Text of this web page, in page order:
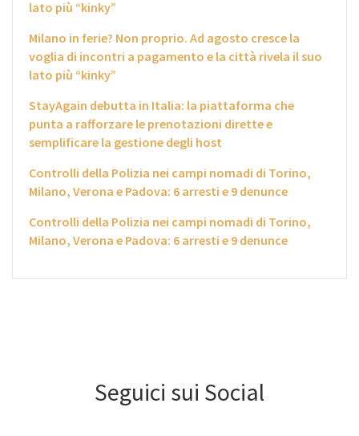
lato più “kinky”
Milano in ferie? Non proprio. Ad agosto cresce la
voglia di incontri a pagamento e la città rivela il suo
lato più “kinky”
StayAgain debutta in Italia: la piattaforma che
punta a rafforzare le prenotazioni dirette e
semplificare la gestione degli host
Controlli della Polizia nei campi nomadi di Torino,
Milano, Verona e Padova: 6 arresti e 9 denunce
Controlli della Polizia nei campi nomadi di Torino,
Milano, Verona e Padova: 6 arresti e 9 denunce
Seguici sui Social